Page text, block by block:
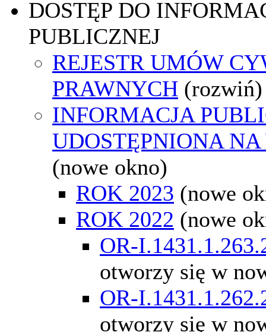
DOSTĘP DO
PUBLICZNEJ
REJESTR UMÓW
PRAWNYCH (rozwiń)
INFORMACJA
UDOSTĘPNIONA
(nowe okno)
ROK 2023 (nowe
ROK 2022 (nowe
OR-
otworzy się w
OR-
otworzy się w